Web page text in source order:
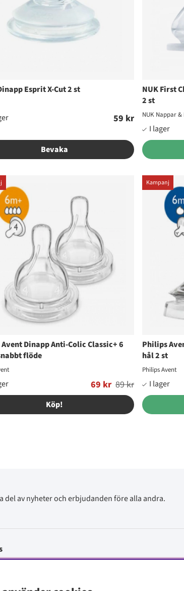
Esprit X-Cut 2 st
59 kr
Bevaka
NUK First
2 st
NUK Nappar
Dinapp Anti-Colic Classic+ 6
flöde
69 kr
pris: 89 kr
Köp!
Kampanj
Philips
hål 2 st
Philips Avent
Ordinarie
del av nyheter och erbjudanden före alla andra.